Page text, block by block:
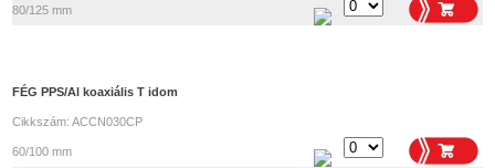
80/125 mm
FÉG PPS/Al koaxiális T idom
Cikkszám: ACCN030CP
60/100 mm